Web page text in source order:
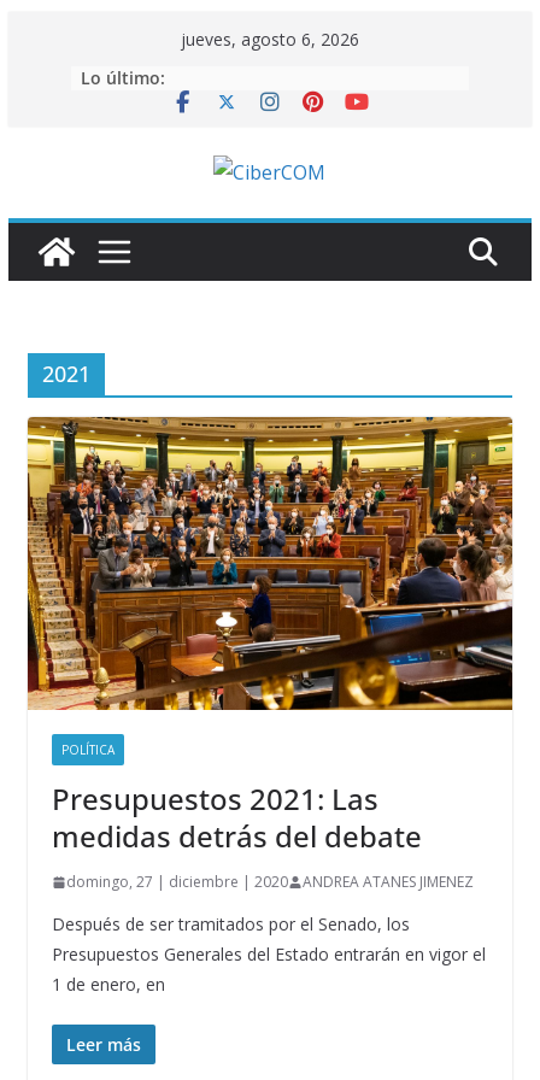
jueves, agosto 6, 2026
Lo último:
2021
POLÍTICA
Presupuestos 2021: Las
medidas detrás del debate
domingo, 27 | diciembre | 2020 ANDREA ATANES JIMENEZ
Después de ser tramitados por el Senado, los
Presupuestos Generales del Estado entrarán en vigor el
1 de enero, en
Leer más